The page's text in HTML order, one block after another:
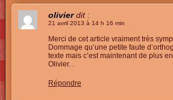
olivier dit :
21 avril 2013 à 14 h 16 min
Merci de cet article vraiment très
Dommage qu’une petite faute
texte mais c’est maintenant de plus
Olivier. .
Répondre